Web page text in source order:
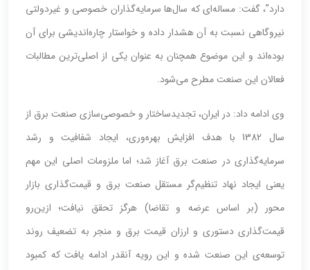
دارد”، گفت: مساله‌ای که سال‌ها سرمایه‌گذاران خصوصی و غیردولتی
نیروگاهی نسبت به آن هشدار داده و خواستار چاره‌اندیشی برای آن
بوده‌اند و این موضوع همچنان به عنوان یکی از اصلی‌ترین مطالبات
فعالان این صنعت مطرح می‌شود.
وی ادامه داد: در ایران، تجدیدساختار و خصوصی‌سازی صنعت برق از
سال 1382 با هدف افزایش بهره‌وری، ایجاد شفافیت و رشد
سرمایه‌گذاری در صنعت برق آغاز شد؛ اما ملزومات اصلی این مهم
یعنی ایجاد نهاد تنظیم‌گر مستقل صنعت برق و قیمت‌گذاری بازار
محور (بر اساس عرضه و تقاضا) هرگز تحقق نیافت؛ ازین‌رو
قیمت‌گذاری دستوری و ارزان قیمت برق و منجر به تضعیف روند
توسعه‌ی این صنعت شده و این رویه آنقدر ادامه یافت که کمبود